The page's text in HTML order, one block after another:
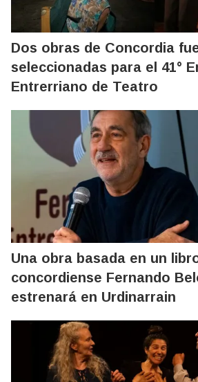
Dos obras de Concordia
seleccionadas para el 41°
Entrerriano de Teatro
Una obra basada en un
concordiense Fernando
estrenará en Urdinarrain